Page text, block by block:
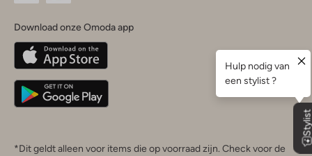
Belgique(Français)
Deutschland
Download onze Omoda app
*Dit geldt alleen voor items die op voorraad zijn. Check voor de